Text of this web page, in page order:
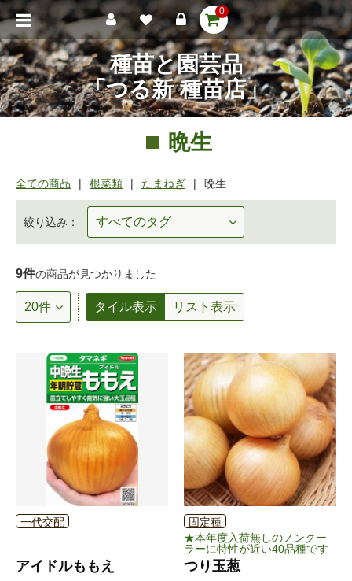
0
種苗と園芸品
「つる新 種苗店」
晩生
全ての商品 根菜類 たまねぎ 晩生
絞り込み：
9件の商品が見つかりました
タイル表示 リスト表示
一代交配
アイドルももえ
固定種
★本年度入荷無しのノンクー
ラーに特性が近い40品種です
つり玉葱